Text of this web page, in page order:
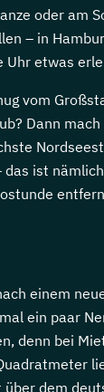
oder am
– in
Uhr etwas
vom
Dann
das ist
einem
ein paar
denn bei
über dem